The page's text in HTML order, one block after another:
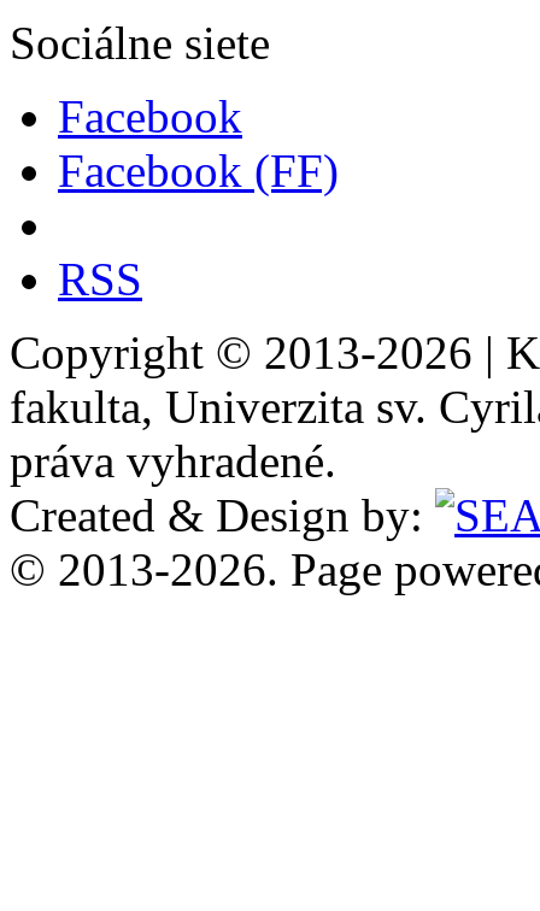
Sociálne siete
Facebook
Facebook (FF)
RSS
Copyright © 2013-2026 |
fakulta, Univerzita sv.
práva vyhradené.
Created & Design by:
© 2013-2026. Page